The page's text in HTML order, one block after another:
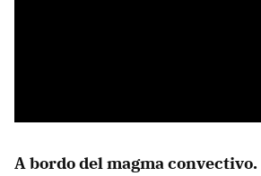
A bordo del magma convectivo.